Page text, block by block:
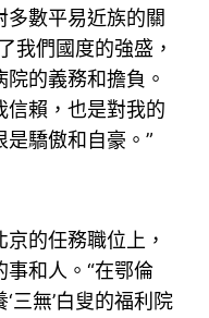
多數平易近族的關
我們國度的強盛，
的義務和擔負。
信賴，也是對我的
驕傲和自豪。”
的任務職位上，
和人。“在鄂倫
三無’白叟的福利院